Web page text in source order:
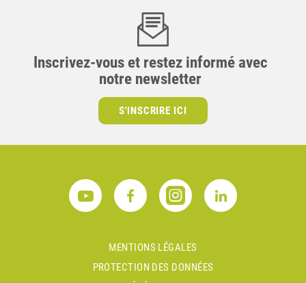
Inscrivez-vous et restez informé avec
notre newsletter
S'INSCRIRE ICI
MENTIONS LÉGALES
PROTECTION DES DONNÉES